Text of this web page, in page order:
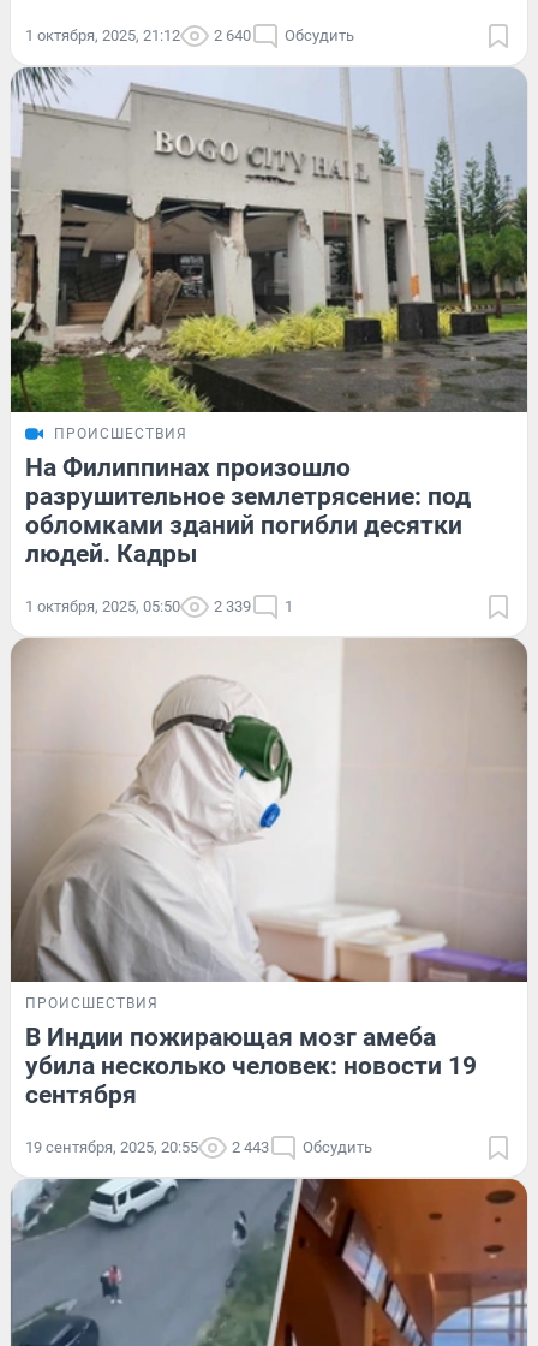
1 октября, 2025, 21:12 2 640 Обсудить
ПРОИСШЕСТВИЯ
На Филиппинах произошло
разрушительное землетрясение: под
обломками зданий погибли десятки
людей. Кадры
1 октября, 2025, 05:50 2 339 1
ПРОИСШЕСТВИЯ
В Индии пожирающая мозг амеба
убила несколько человек: новости 19
сентября
19 сентября, 2025, 20:55 2 443 Обсудить